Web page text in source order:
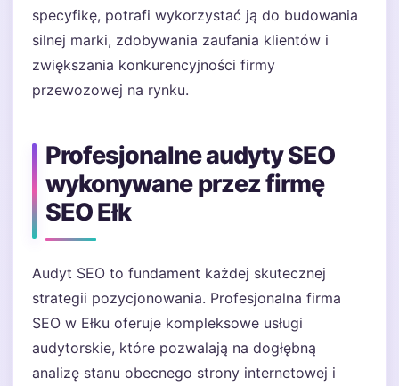
specyfikę, potrafi wykorzystać ją do budowania
silnej marki, zdobywania zaufania klientów i
zwiększania konkurencyjności firmy
przewozowej na rynku.
Profesjonalne audyty SEO
wykonywane przez firmę
SEO Ełk
Audyt SEO to fundament każdej skutecznej
strategii pozycjonowania. Profesjonalna firma
SEO w Ełku oferuje kompleksowe usługi
audytorskie, które pozwalają na dogłębną
analizę stanu obecnego strony internetowej i